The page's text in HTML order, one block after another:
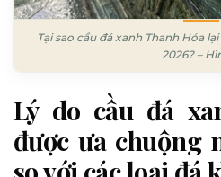
Tại sao cầu đá xanh Thanh Hóa
2026? –
Lý do cầu đá
được ưa chuộng